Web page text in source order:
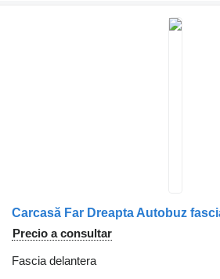
Precio a consultar
Fascia delantera